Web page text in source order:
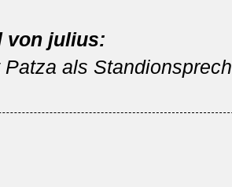
von julius:
Patza als